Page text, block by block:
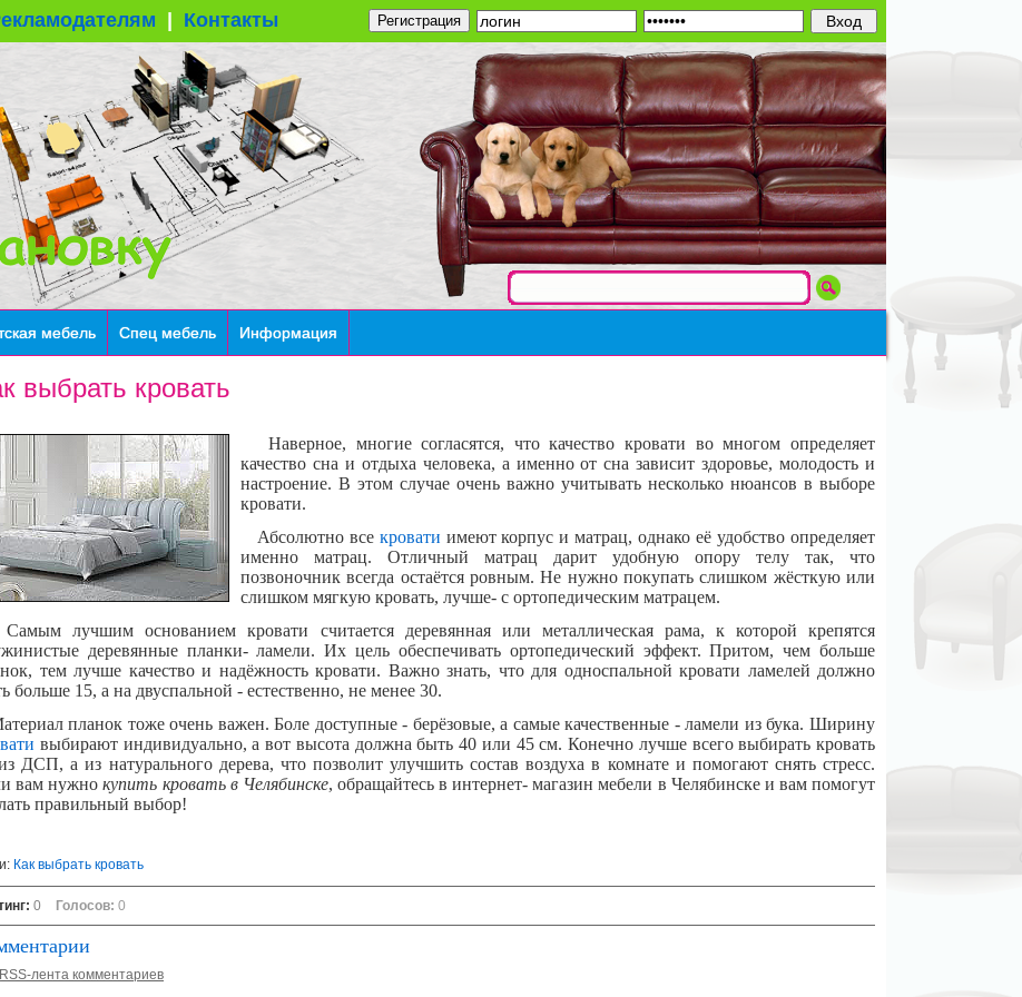
Контакты Регистрация
мебель Спец мебель Информация
выбрать кровать
Наверное, многие согласятся, что качество кровати во многом определяет
качество сна и отдыха человека, а именно от сна зависит здоровье, молодость и
настроение. В этом случае очень важно учитывать несколько нюансов в выборе
кровати.
Абсолютно все кровати имеют корпус и матрац, однако её удобство определяет
именно матрац. Отличный матрац дарит удобную опору телу так, что
позвоночник всегда остаётся ровным. Не нужно покупать слишком жёсткую или
слишком мягкую кровать, лучше- с ортопедическим матрацем.
лучшим основанием кровати считается деревянная или металлическая рама, к которой крепятся
деревянные планки- ламели. Их цель обеспечивать ортопедический эффект. Притом, чем больше
тем лучше качество и надёжность кровати. Важно знать, что для односпальной кровати ламелей должно
больше 15, а на двуспальной - естественно, не менее 30.
планок тоже очень важен. Боле доступные - берёзовые, а самые качественные - ламели из бука. Ширину
выбирают индивидуально, а вот высота должна быть 40 или 45 см. Конечно лучше всего выбирать кровать
ДСП, а из натурального дерева, что позволит улучшить состав воздуха в комнате и помогают снять стресс.
вам нужнокупить кровать в Челябинске, обращайтесь в интернет- магазин мебели в Челябинске и вам помогут
правильный выбор!
Как выбрать кровать
0 Голосов: 0
RSS-лента комментариев